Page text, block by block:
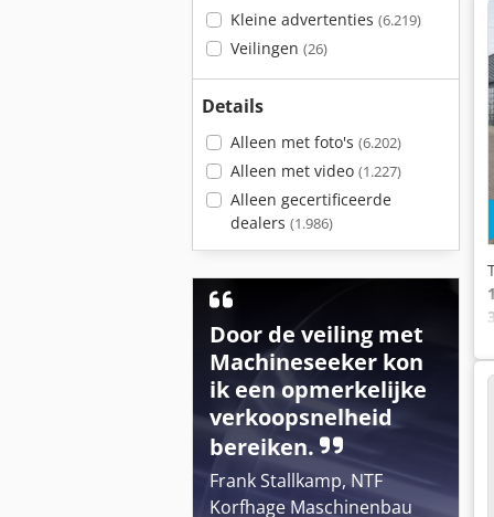
Kleine advertenties (6.219)
Veilingen (26)
Details
Alleen met foto's (6.202)
Alleen met video (1.227)
Alleen gecertificeerde
dealers (1.986)
Door de veiling met
Machineseeker kon
ik een opmerkelijke
verkoopsnelheid
bereiken.
Frank Stallkamp, NTF
Korfhage Maschinenbau